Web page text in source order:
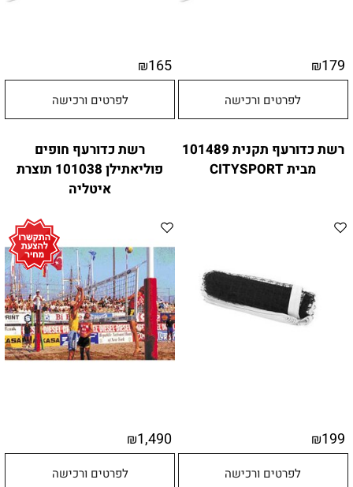
₪179
לפרטים ורכישה
₪165
לפרטים ורכישה
רשת כדורעף תקנית 101489
מבית CITYSPORT
₪199
לפרטים ורכישה
רשת כדורעף חופים
פוליאתילן 101038 תוצרת
איטליה
₪1,490
לפרטים ורכישה